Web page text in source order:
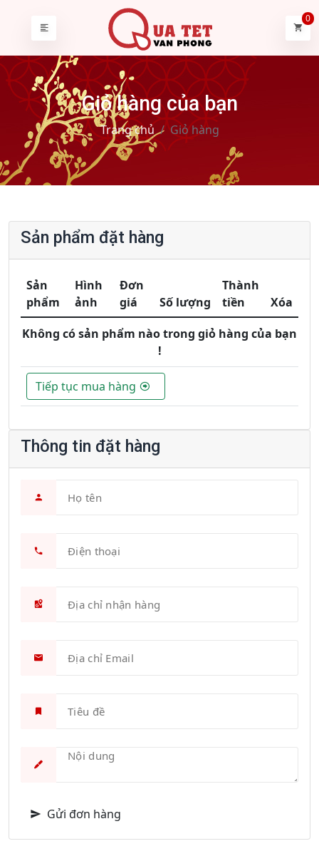
0
Giỏ hàng của bạn
Trang chủ Giỏ hàng
Sản phẩm đặt hàng
Sản
phẩm
Hình
ảnh
Đơn
giá
Số lượng
Thành
tiền
Xóa
Không có sản phẩm nào trong giỏ hàng của bạn
!
Tiếp tục mua hàng
Thông tin đặt hàng
Gửi đơn hàng